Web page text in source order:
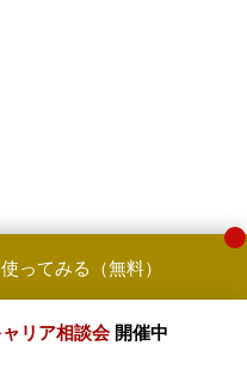
ってみる（無料）
リア相談会 開催中